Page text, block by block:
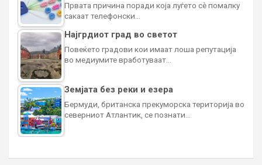
Првата причина поради која луѓето сè помалку
сакаат телефонски…
Најгрдиот град во светот
Повеќето градови кои имаат лоша репутација
во медиумите вработуваат…
Земјата без реки и езера
Бермуди, британска прекуморска територија во
северниот Атлантик, се познати…